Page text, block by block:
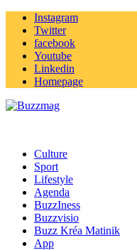
Instagram
Twitter
facebook
Youtube
Linkedin
Homepage
Culture
Sport
Lifestyle
Agenda
BuzzIness
Buzzvisio
Buzz Kréa Matinik
App